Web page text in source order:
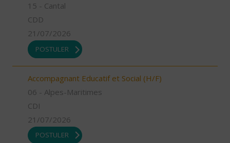
15 - Cantal
CDD
21/07/2026
POSTULER
Accompagnant Educatif et Social (H/F)
06 - Alpes-Maritimes
CDI
21/07/2026
POSTULER